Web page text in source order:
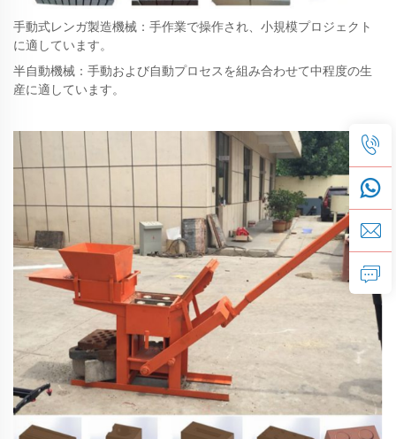
手動式レンガ製造機械：手作業で操作され、小規模プロジェクト
に適しています。
半自動機械：手動および自動プロセスを組み合わせて中程度の生
産に適しています。